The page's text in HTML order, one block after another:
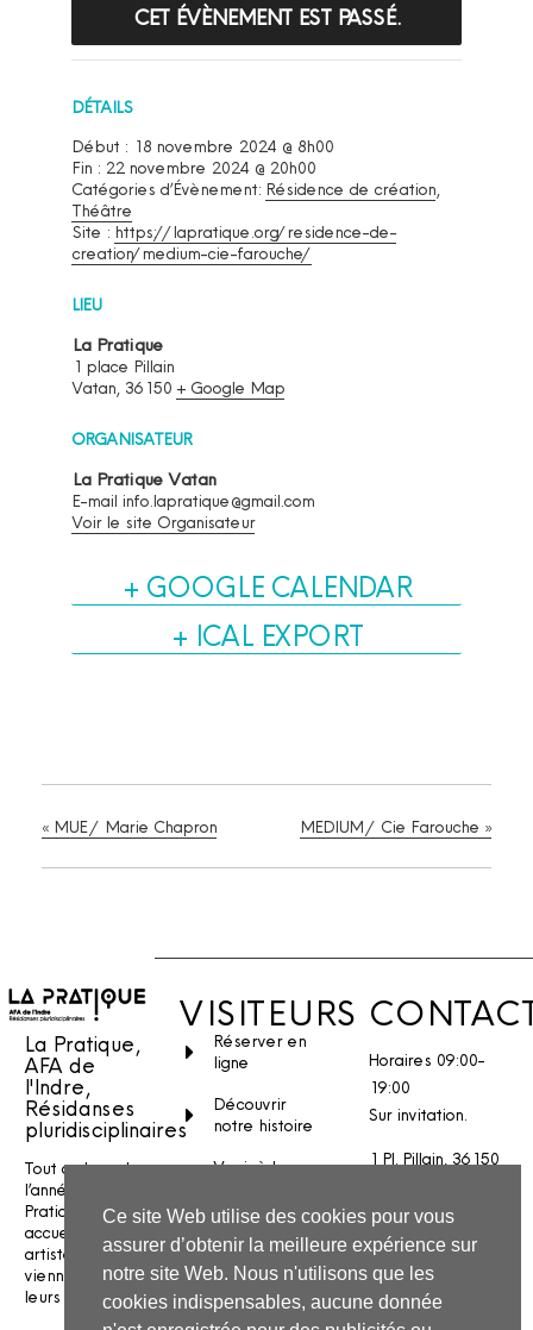
CET ÉVÈNEMENT EST PASSÉ.
DÉTAILS
Début : 18 novembre 2024 @ 8h00
Fin : 22 novembre 2024 @ 20h00
Catégories d’Évènement: Résidence de création,
Théâtre
Site : https://lapratique.org/residence-de-
creation/medium-cie-farouche/
LIEU
La Pratique
1 place Pillain
Vatan, 36150 + Google Map
ORGANISATEUR
La Pratique Vatan
E-mail info.lapratique@gmail.com
Voir le site Organisateur
+ GOOGLE CALENDAR
+ ICAL EXPORT
« MUE / Marie Chapron MEDIUM / Cie Farouche »
La Pratique,
AFA de
l'Indre,
Résidanses
pluridisciplinaires
Tout au long de
l’année, La
Pratique
accueille des
artistes qui
viennent créer
leurs spectacles.
VISITEURS
Réserver en
ligne
Découvrir
notre histoire
Venir à la
ateliers
Horaires 09:00-
19:00
Sur invitation.
1 Pl. Pillain, 36150
Nous écrire
INSTAGRAM
FACEBOOK
YOUTUBE
Ce site Web utilise des cookies pour vous
assurer d’obtenir la meilleure expérience sur
notre site Web. Nous n'utilisons que les
cookies indispensables, aucune donnée